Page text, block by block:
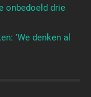
onbedoeld drie
'We denken al